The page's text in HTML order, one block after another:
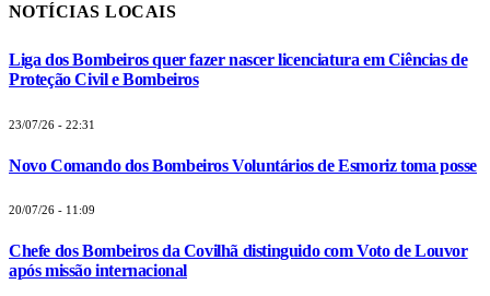
NOTÍCIAS LOCAIS
Liga dos Bombeiros quer fazer nascer licenciatura em Ciências de
Proteção Civil e Bombeiros
23/07/26 - 22:31
Novo Comando dos Bombeiros Voluntários de Esmoriz toma posse
20/07/26 - 11:09
Chefe dos Bombeiros da Covilhã distinguido com Voto de Louvor
após missão internacional